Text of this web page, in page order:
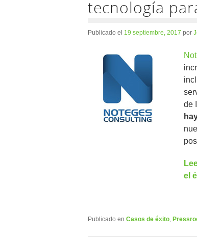
tecnología
Publicado el 19 septiembre, 2017 por
de
el
Publicado en Casos de éxito,